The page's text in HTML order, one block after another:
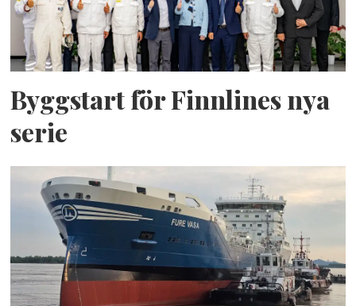
Byggstart för Finnlines nya
serie